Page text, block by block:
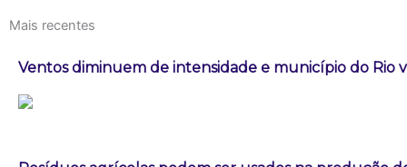
Mais recentes
Ventos diminuem de intensidade e município do Rio